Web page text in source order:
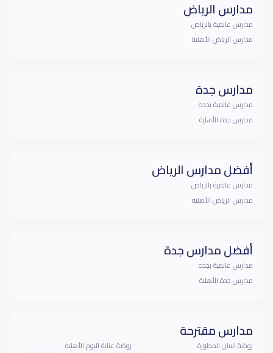
مدارس الرياض
مدارس عالمية بالرياض
مدارس الرياض الأهلية
مدارس جدة
مدارس عالمية بجده
مدارس جدة الأهلية
أفضل مدارس الرياض
مدارس عالمية بالرياض
مدارس الرياض الأهلية
أفضل مدارس جدة
مدارس عالمية بجده
مدارس جدة الأهلية
مدارس مقترحة
روضة البيان المطورة
روضة عناية اليوم الأهليه